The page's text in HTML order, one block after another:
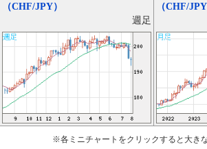
（CHF/JPY）
週足
（CHF/JPY
※各ミニチャートをクリックすると大き